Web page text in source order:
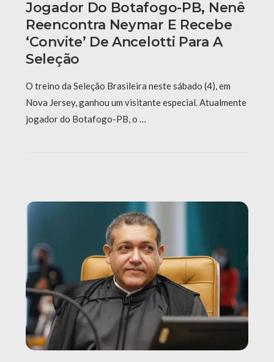
Jogador Do Botafogo-PB, Nenê
Reencontra Neymar E Recebe
‘convite’ De Ancelotti Para A
Seleção
O treino da Seleção Brasileira neste sábado (4), em
Nova Jersey, ganhou um visitante especial. Atualmente
jogador do Botafogo-PB, o …